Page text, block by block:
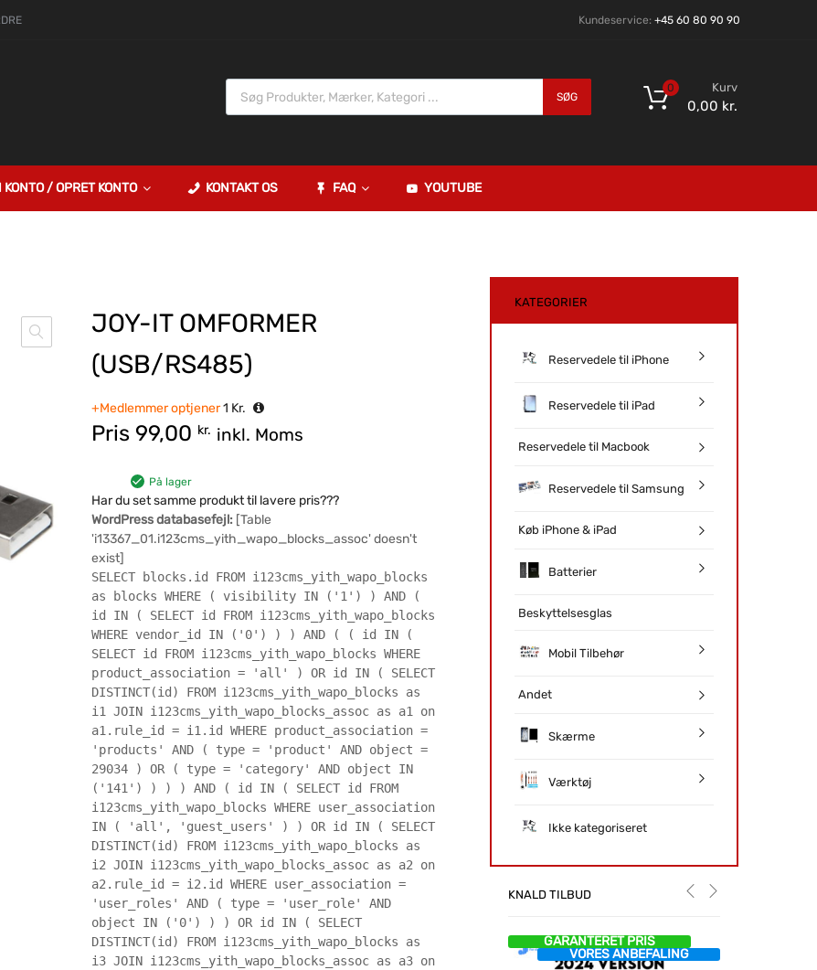
Kundeservice: +45 60 80 90 90
SØG
Kurv
0,00 kr.
0
KONTO / OPRET KONTO KONTAKT OS FAQ YOUTUBE
JOY-IT OMFORMER
(USB/RS485)
+Medlemmer optjener1 Kr.
Pris 99,00 kr. inkl. Moms
På lager
Har du set samme produkt til lavere pris???
WordPress databasefejl: [Table
'i13367_01.i123cms_yith_wapo_blocks_assoc' doesn't
exist]
SELECT blocks.id FROM i123cms_yith_wapo_blocks
as blocks WHERE ( visibility IN ('1') ) AND (
id IN ( SELECT id FROM i123cms_yith_wapo_blocks
WHERE vendor_id IN ('0') ) ) AND ( ( id IN (
SELECT id FROM i123cms_yith_wapo_blocks WHERE
product_association = 'all' ) OR id IN ( SELECT
DISTINCT(id) FROM i123cms_yith_wapo_blocks as
i1 JOIN i123cms_yith_wapo_blocks_assoc as a1 on
a1.rule_id = i1.id WHERE product_association =
'products' AND ( type = 'product' AND object =
29034 ) OR ( type = 'category' AND object IN
('141') ) ) ) AND ( id IN ( SELECT id FROM
i123cms_yith_wapo_blocks WHERE user_association
IN ( 'all', 'guest_users' ) ) OR id IN ( SELECT
DISTINCT(id) FROM i123cms_yith_wapo_blocks as
i2 JOIN i123cms_yith_wapo_blocks_assoc as a2 on
a2.rule_id = i2.id WHERE user_association =
'user_roles' AND ( type = 'user_role' AND
object IN ('0') ) ) OR id IN ( SELECT
DISTINCT(id) FROM i123cms_yith_wapo_blocks as
i3 JOIN i123cms_yith_wapo_blocks_assoc as a3 on
KATEGORIER
Reservedele til iPhone
Reservedele til iPad
Reservedele til Macbook
Reservedele til Samsung
Køb iPhone & iPad
Batterier
Beskyttelsesglas
Mobil Tilbehør
Andet
Skærme
Værktøj
Ikke kategoriseret
KNALD TILBUD
GARANTERET PRIS
VORES ANBEFALING